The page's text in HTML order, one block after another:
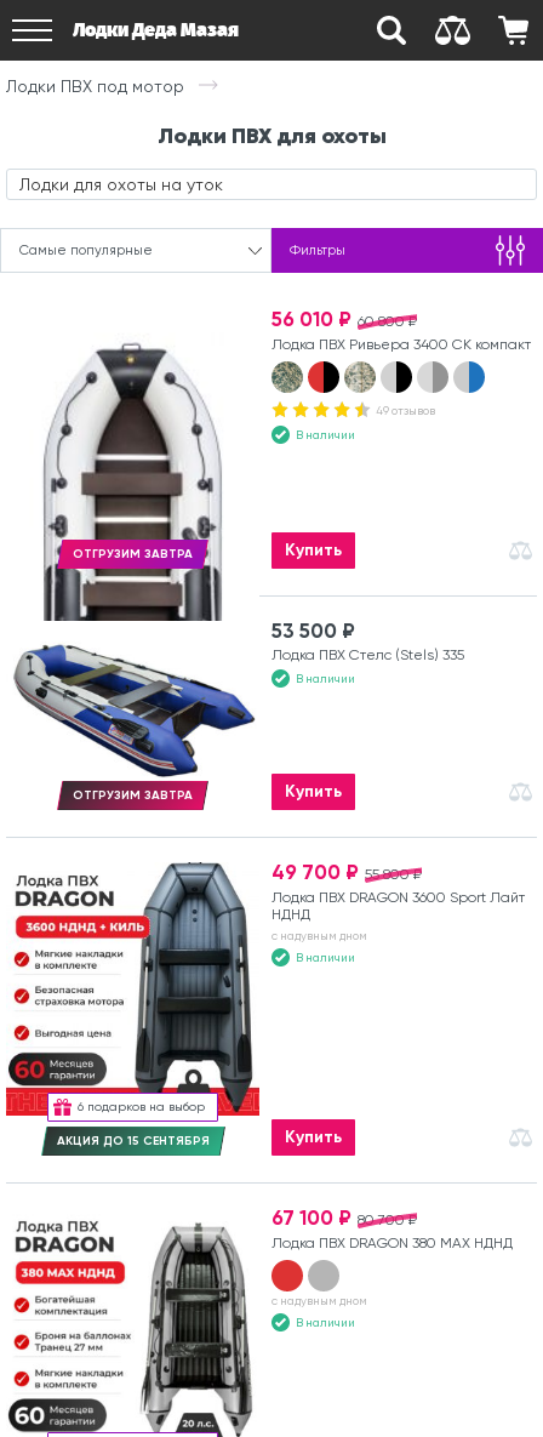
Лодки Деда Мазая
Лодки ПВХ под мотор
Лодки ПВХ для охоты
Лодки для охоты на уток
Самые популярные Фильтры
ОТГРУЗИМ ЗАВТРА
60 800 ₽
56 010 ₽
Лодка ПВХ Ривьера 3400 СК компакт
49 отзывов
В наличии
Купить
ОТГРУЗИМ ЗАВТРА
53 500 ₽
Лодка ПВХ Стелс (Stels) 335
В наличии
Купить
6 подарков на выбор
АКЦИЯ ДО 15 СЕНТЯБРЯ
55 800 ₽
49 700 ₽
Лодка ПВХ DRAGON 3600 Sport Лайт
НДНД
с надувным дном
В наличии
Купить
80 700 ₽
67 100 ₽
Лодка ПВХ DRAGON 380 MAX НДНД
с надувным дном
В наличии